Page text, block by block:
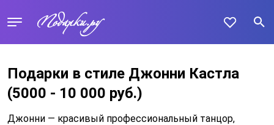
Подарки в стиле Джонни Кастла
(5000 - 10 000 руб.)
Джонни — красивый профессиональный танцор,